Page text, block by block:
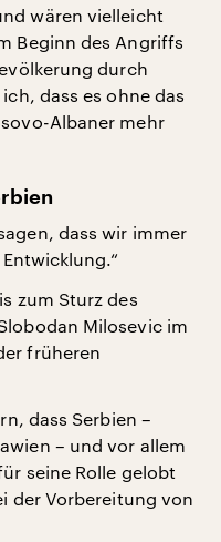
wären vielleicht
Beginn des Angriffs
durch
dass es ohne das
Albaner mehr
dass wir immer
zum Sturz des
Milosevic im
früheren
dass Serbien –
– und vor allem
seine Rolle gelobt
der Vorbereitung von